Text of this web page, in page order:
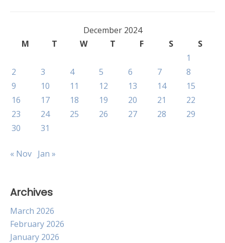
December 2024
M
T W T F S
S
1
2
3 4 5 6 7
8
9
10 11 12 13 14
15
16
17 18 19 20 21
22
23
24 25 26 27 28
29
30
31
« Nov Jan »
Archives
March 2026
February 2026
January 2026